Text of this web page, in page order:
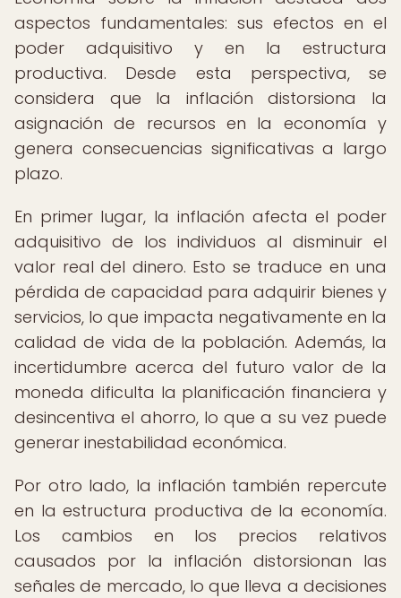
aspectos fundamentales: sus efectos en el
poder adquisitivo y en la estructura
productiva. Desde esta perspectiva, se
considera que la inflación distorsiona la
asignación de recursos en la economía y
genera consecuencias significativas a largo
plazo.
En primer lugar, la inflación afecta el poder
adquisitivo de los individuos al disminuir el
valor real del dinero. Esto se traduce en una
pérdida de capacidad para adquirir bienes y
servicios, lo que impacta negativamente en la
calidad de vida de la población. Además, la
incertidumbre acerca del futuro valor de la
moneda dificulta la planificación financiera y
desincentiva el ahorro, lo que a su vez puede
generar inestabilidad económica.
Por otro lado, la inflación también repercute
en la estructura productiva de la economía.
Los cambios en los precios relativos
causados por la inflación distorsionan las
señales de mercado, lo que lleva a decisiones